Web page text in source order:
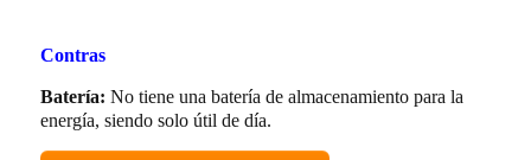
Contras
Batería: No tiene una batería de almacenamiento para la
energía, siendo solo útil de día.